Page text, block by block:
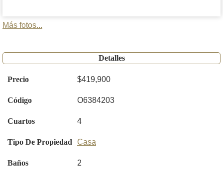
Más fotos...
Detalles
Precio $419,900
Código O6384203
Cuartos 4
Tipo De Propiedad Casa
Baños 2